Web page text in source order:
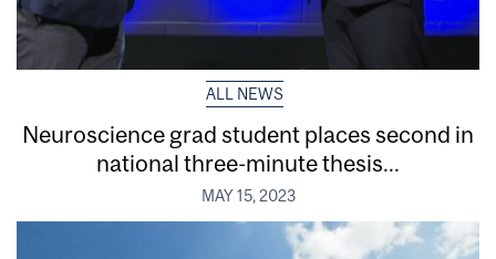
ALL NEWS
Neuroscience grad student places second in
national three-minute thesis...
MAY 15, 2023